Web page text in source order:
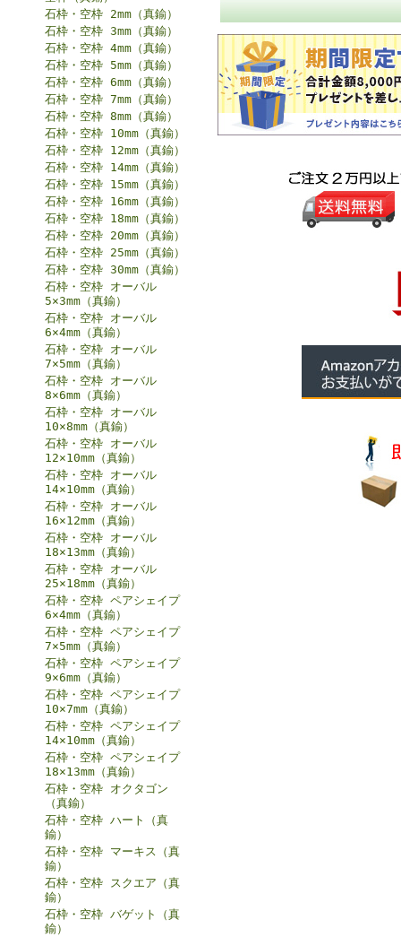
石枠・空枠 2mm（真鍮）
石枠・空枠 3mm（真鍮）
石枠・空枠 4mm（真鍮）
石枠・空枠 5mm（真鍮）
石枠・空枠 6mm（真鍮）
石枠・空枠 7mm（真鍮）
石枠・空枠 8mm（真鍮）
石枠・空枠 10mm（真鍮）
石枠・空枠 12mm（真鍮）
石枠・空枠 14mm（真鍮）
石枠・空枠 15mm（真鍮）
石枠・空枠 16mm（真鍮）
石枠・空枠 18mm（真鍮）
石枠・空枠 20mm（真鍮）
石枠・空枠 25mm（真鍮）
石枠・空枠 30mm（真鍮）
石枠・空枠 オーバル
5×3mm（真鍮）
石枠・空枠 オーバル
6×4mm（真鍮）
石枠・空枠 オーバル
7×5mm（真鍮）
石枠・空枠 オーバル
8×6mm（真鍮）
石枠・空枠 オーバル
10×8mm（真鍮）
石枠・空枠 オーバル
12×10mm（真鍮）
石枠・空枠 オーバル
14×10mm（真鍮）
石枠・空枠 オーバル
16×12mm（真鍮）
石枠・空枠 オーバル
18×13mm（真鍮）
石枠・空枠 オーバル
25×18mm（真鍮）
石枠・空枠 ペアシェイプ
6×4mm（真鍮）
石枠・空枠 ペアシェイプ
7×5mm（真鍮）
石枠・空枠 ペアシェイプ
9×6mm（真鍮）
石枠・空枠 ペアシェイプ
10×7mm（真鍮）
石枠・空枠 ペアシェイプ
14×10mm（真鍮）
石枠・空枠 ペアシェイプ
18×13mm（真鍮）
石枠・空枠 オクタゴン
（真鍮）
石枠・空枠 ハート（真
鍮）
石枠・空枠 マーキス（真
鍮）
石枠・空枠 スクエア（真
鍮）
石枠・空枠 バゲット（真
鍮）